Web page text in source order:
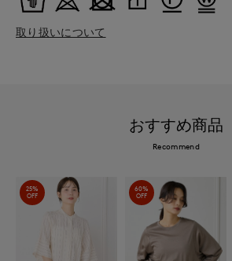
取り扱いについて
おすすめ商品
Recommend
25%
OFF
60%
OFF